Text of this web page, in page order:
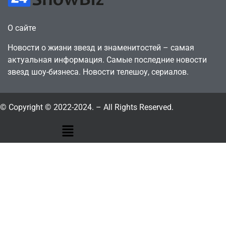
О сайте
Новости о жизни звезд и знаменитостей – самая
актуальная информация. Самые последние новости
звезд шоу-бизнеса. Новости телешоу, сериалов.
© Copyright © 2022-2024. – All Rights Reserved.